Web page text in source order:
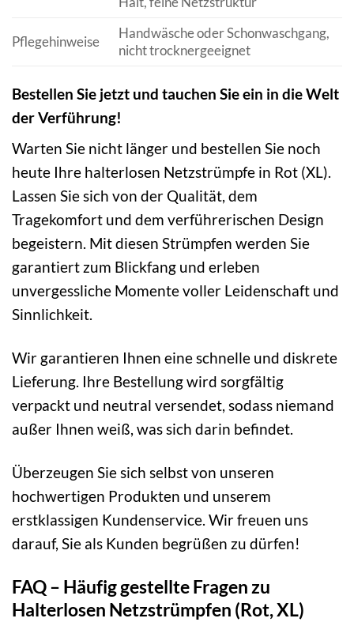
Pflegehinweise
Handwäsche oder Schonwaschgang,
nicht trocknergeeignet
Bestellen Sie jetzt und tauchen Sie ein in die Welt
der Verführung!
Warten Sie nicht länger und bestellen Sie noch
heute Ihre halterlosen Netzstrümpfe in Rot (XL).
Lassen Sie sich von der Qualität, dem
Tragekomfort und dem verführerischen Design
begeistern. Mit diesen Strümpfen werden Sie
garantiert zum Blickfang und erleben
unvergessliche Momente voller Leidenschaft und
Sinnlichkeit.
Wir garantieren Ihnen eine schnelle und diskrete
Lieferung. Ihre Bestellung wird sorgfältig
verpackt und neutral versendet, sodass niemand
außer Ihnen weiß, was sich darin befindet.
Überzeugen Sie sich selbst von unseren
hochwertigen Produkten und unserem
erstklassigen Kundenservice. Wir freuen uns
darauf, Sie als Kunden begrüßen zu dürfen!
FAQ – Häufig gestellte Fragen zu
Halterlosen Netzstrümpfen (Rot, XL)